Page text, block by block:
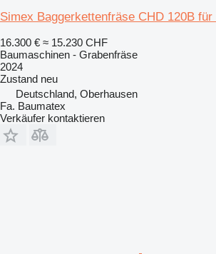
Simex Baggerkettenfräse CHD 120B für
16.300 € ≈ 15.230 CHF
Baumaschinen - Grabenfräse
2024
Zustand neu
Deutschland, Oberhausen
Fa. Baumatex
Verkäufer kontaktieren